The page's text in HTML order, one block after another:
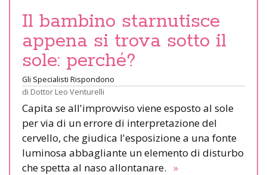
Il bambino starnutisce
appena si trova sotto il
sole: perché?
Gli Specialisti Rispondono
di Dottor Leo Venturelli
Capita se all'improvviso viene esposto al sole
per via di un errore di interpretazione del
cervello, che giudica l'esposizione a una fonte
luminosa abbagliante un elemento di disturbo
che spetta al naso allontanare. »